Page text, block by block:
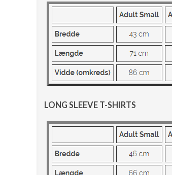
LONG SLEEVE T-SHIRTS